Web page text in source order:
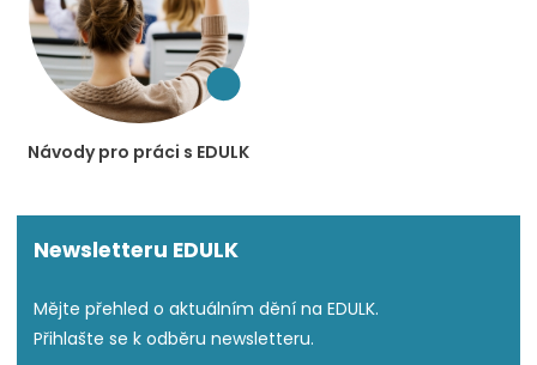
Návody pro práci s EDULK
Newsletteru EDULK
Mějte přehled o aktuálním dění na EDULK.
Přihlašte se k odběru newsletteru.